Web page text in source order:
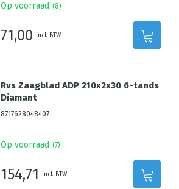
Op voorraad (8)
71,00 incl. BTW
Rvs Zaagblad ADP 210x2x30 6-tands
Diamant
8717628048407
Op voorraad (7)
154,71 incl. BTW